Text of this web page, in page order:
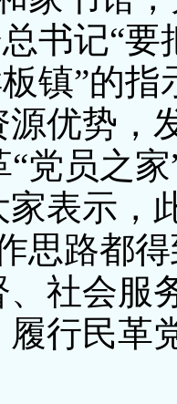
书记“
镇”的
优势，
党员之
家表示，
思路都
社会服
履行民革